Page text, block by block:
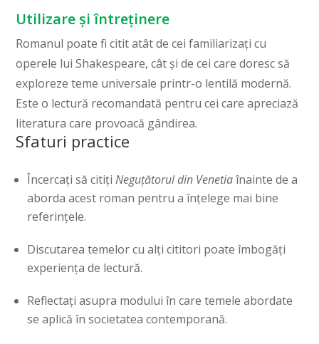
Utilizare și întreținere
Romanul poate fi citit atât de cei familiarizați cu
operele lui Shakespeare, cât și de cei care doresc să
exploreze teme universale printr-o lentilă modernă.
Este o lectură recomandată pentru cei care apreciază
literatura care provoacă gândirea.
Sfaturi practice
Încercați să citițiNeguțătorul din Venetiaînainte de a
aborda acest roman pentru a înțelege mai bine
referințele.
Discutarea temelor cu alți cititori poate îmbogăți
experiența de lectură.
Reflectați asupra modului în care temele abordate
se aplică în societatea contemporană.